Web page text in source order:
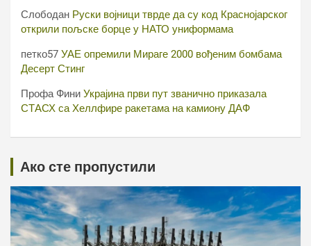
Слободан Руски војници тврде да су код Краснојарског
открили пољске борце у НАТО униформама
петко57 УАЕ опремили Мираге 2000 вођеним бомбама
Десерт Стинг
Профа Фини Украјина први пут званично приказала
СТАСХ са Хеллфире ракетама на камиону ДАФ
Ако сте пропустили